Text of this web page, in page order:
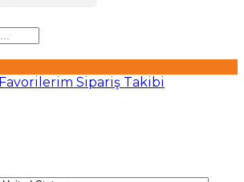
Favorilerim Sipariş Takibi